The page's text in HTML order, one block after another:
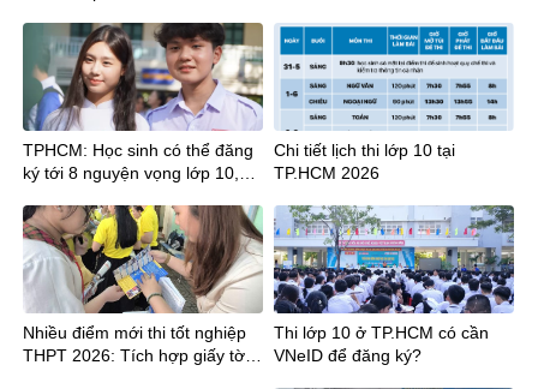
TPHCM: Học sinh có thể đăng
ký tới 8 nguyện vọng lớp 10,
Chi tiết lịch thi lớp 10 tại
TP.HCM 2026
Nhiều điểm mới thi tốt nghiệp
THPT 2026: Tích hợp giấy tờ,
Thi lớp 10 ở TP.HCM có cần
VNeID để đăng ký?